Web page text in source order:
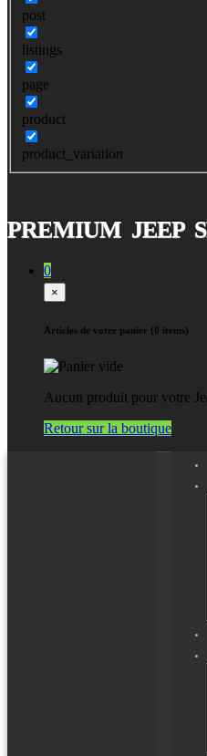
post
listings
page
product
product_variation
PREMIUM JEEP
0
×
Articles de votre panier (0 items)
Aucun produit pour votre
Retour sur la boutique